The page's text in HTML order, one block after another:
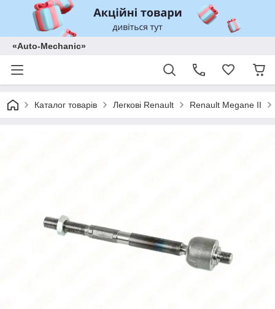
«Auto-Mechanic»
Каталог товарів Легкові Renault Renault Megane II